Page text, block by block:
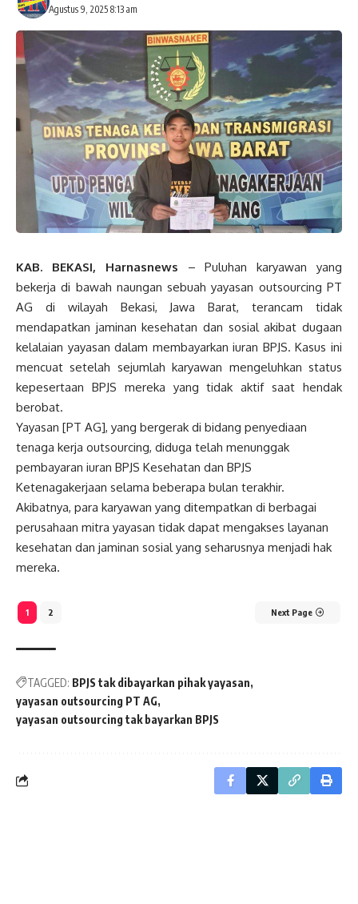
Agustus 9, 2025 8:13 am
KAB. BEKASI, Harnasnews – Puluhan karyawan yang
bekerja di bawah naungan sebuah yayasan outsourcing PT
AG di wilayah Bekasi, Jawa Barat, terancam tidak
mendapatkan jaminan kesehatan dan sosial akibat dugaan
kelalaian yayasan dalam membayarkan iuran BPJS. Kasus ini
mencuat setelah sejumlah karyawan mengeluhkan status
kepesertaan BPJS mereka yang tidak aktif saat hendak
berobat.
Yayasan [PT AG], yang bergerak di bidang penyediaan
tenaga kerja outsourcing, diduga telah menunggak
pembayaran iuran BPJS Kesehatan dan BPJS
Ketenagakerjaan selama beberapa bulan terakhir.
Akibatnya, para karyawan yang ditempatkan di berbagai
perusahaan mitra yayasan tidak dapat mengakses layanan
kesehatan dan jaminan sosial yang seharusnya menjadi hak
mereka.
1 2 Next Page
TAGGED: BPJS tak dibayarkan pihak yayasan
yayasan outsourcing PT AG
yayasan outsourcing tak bayarkan BPJS